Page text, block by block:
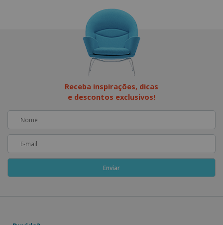
Receba inspirações, dicas
e descontos exclusivos!